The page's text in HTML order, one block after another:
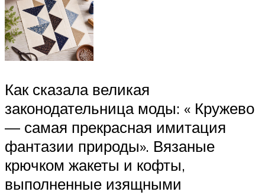
Как сказала великая
законодательница моды: « Кружево
— самая прекрасная имитация
фантазии природы». Вязаные
крючком жакеты и кофты,
выполненные изящными